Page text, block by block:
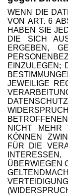
WENN DIE
VON ART. 6
HABEN SIE
DIE SICH
ERGEBEN,
EINZULEGEN;
JEWEILIGE
NICHT MEHR
KÖNNEN
FÜR DIE
ÜBERWIEGEN